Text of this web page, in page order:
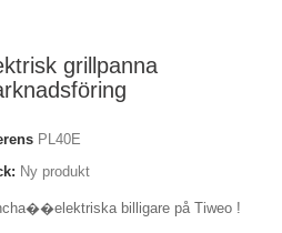
grillpanna
PL40E
Ny produkt
billigare på Tiweo !